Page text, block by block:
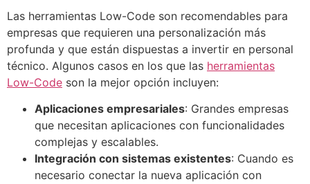
Las herramientas Low-Code son recomendables para
empresas que requieren una personalización más
profunda y que están dispuestas a invertir en personal
técnico. Algunos casos en los que las herramientas
Low-Code son la mejor opción incluyen:
Aplicaciones empresariales: Grandes empresas
que necesitan aplicaciones con funcionalidades
complejas y escalables.
Integración con sistemas existentes: Cuando es
necesario conectar la nueva aplicación con